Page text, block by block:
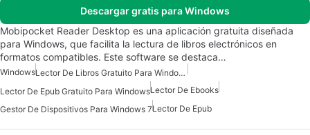
Descargar gratis para Windows
Mobipocket Reader Desktop es una aplicación gratuita diseñada
para Windows, que facilita la lectura de libros electrónicos en
formatos compatibles. Este software se destaca…
Windows
Lector De Libros Gratuito Para Windows
Lector De Epub Gratuito Para WindowsLector De Ebooks
Gestor De Dispositivos Para Windows 7Lector De Epub